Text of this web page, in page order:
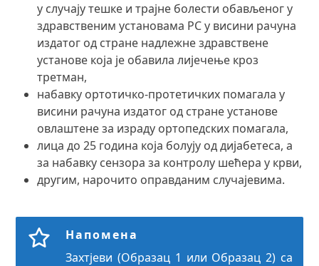
у случају тешке и трајне болести обављеног у
здравственим установама РС у висини рачуна
издатог од стране надлежне здравствене
установе која је обавила лијечење кроз
третман,
набавку ортотичко-протетичких помагала у
висини рачуна издатог од стране установе
овлаштене за израду ортопедских помагала,
лица до 25 година која болују од дијабетеса, а
за набавку сензора за контролу шећера у крви,
другим, нарочито оправданим случајевима.
Напомена
Захтјеви (Образац 1 или Образац 2) са